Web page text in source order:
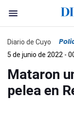
Diario de Cuyo
5 de junio de 2022 -
Mataron
pelea en